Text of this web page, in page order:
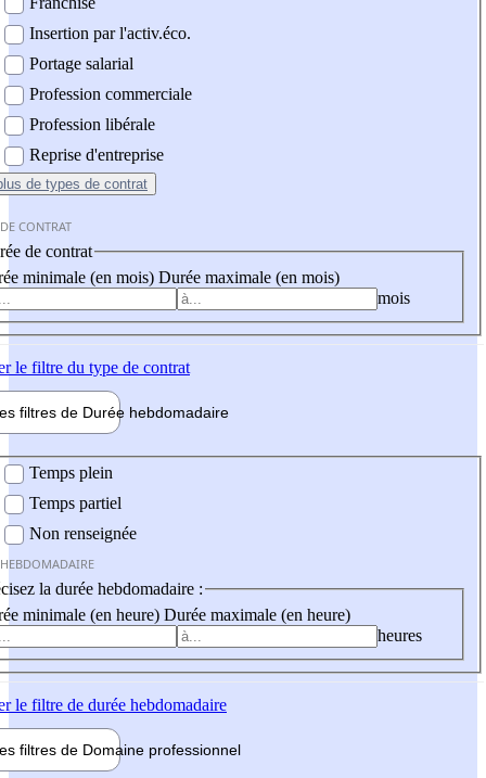
Insertion par l'activ.éco.
Portage salarial
Profession commerciale
Profession libérale
Reprise d'entreprise
de types de contrat
CONTRAT
de contrat
minimale (en mois) Durée maximale (en mois)
mois
le filtre du type de contrat
filtres de Durée hebdomadaire
Temps plein
Temps partiel
Non renseignée
la durée hebdomadaire :
minimale (en heure) Durée maximale (en heure)
heures
le filtre de durée hebdomadaire
filtres de Domaine professionnel